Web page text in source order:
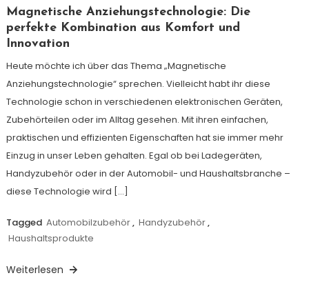
Magnetische Anziehungstechnologie: Die
perfekte Kombination aus Komfort und
Innovation
Heute möchte ich über das Thema „Magnetische
Anziehungstechnologie“ sprechen. Vielleicht habt ihr diese
Technologie schon in verschiedenen elektronischen Geräten,
Zubehörteilen oder im Alltag gesehen. Mit ihren einfachen,
praktischen und effizienten Eigenschaften hat sie immer mehr
Einzug in unser Leben gehalten. Egal ob bei Ladegeräten,
Handyzubehör oder in der Automobil- und Haushaltsbranche –
diese Technologie wird […]
Tagged Automobilzubehör, Handyzubehör,
Haushaltsprodukte
Weiterlesen